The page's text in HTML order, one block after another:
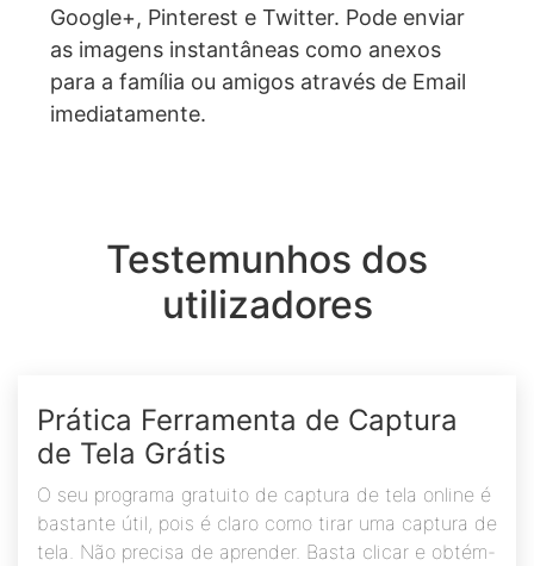
Google+, Pinterest e Twitter. Pode enviar
as imagens instantâneas como anexos
para a família ou amigos através de Email
imediatamente.
Testemunhos dos
utilizadores
Prática Ferramenta de Captura
de Tela Grátis
O seu programa gratuito de captura de tela online é
bastante útil, pois é claro como tirar uma captura de
tela. Não precisa de aprender. Basta clicar e obtém-